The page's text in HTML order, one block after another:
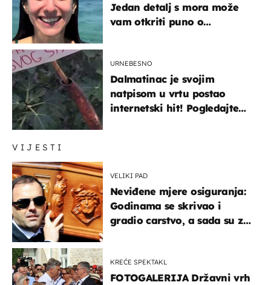
VIJESTI
VELIKI PAD
Neviđene mjere osiguranja:
Godinama se skrivao i
gradio carstvo, a sada su za
KREĆE SPEKTAKL
FOTOGALERIJA Državni vrh
Jedan detalj s mora može
vam otkriti puno o
URNEBESNO
Dalmatinac je svojim
natpisom u vrtu postao
internetski hit! Pogledajte